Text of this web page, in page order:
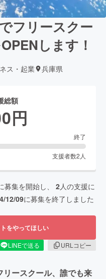
フリースクー
します！
ス・起業 兵庫県
総額
円
終了
支援者数2 人
募集を開始し、 2人の支援に
12/09に募集を終了しました
をやってほしい
LINEで送る
URLコピー
ースクール、誰でも来